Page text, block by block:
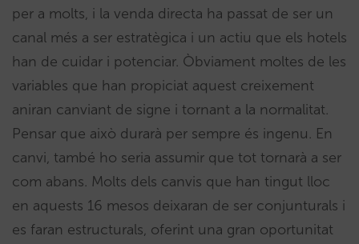
per a molts, i la venda directa ha passat de ser un
canal més a ser estratègica i un actiu que els hotels
han de cuidar i potenciar. Òbviament moltes de les
variables que han propiciat aquest creixement
aniran canviant de signe i tornant a la normalitat.
Pensar que això durarà per sempre és ingenu. En
canvi, també ho seria assumir que tot tornarà a ser
com abans. Molts dels canvis que han tingut lloc
en aquests 16 mesos deixaran de ser conjunturals i
es faran estructurals, oferint una gran oportunitat